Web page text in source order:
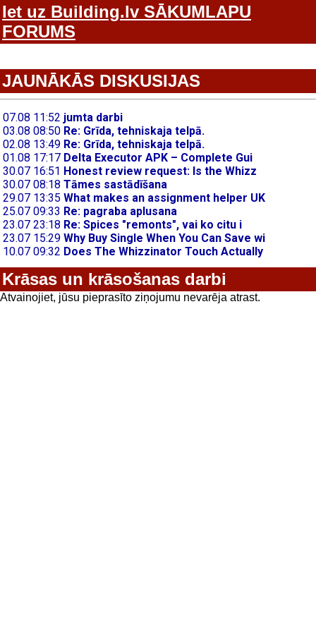
Iet uz Building.lv SĀKUMLAPU
FORUMS
JAUNĀKĀS DISKUSIJAS
Krāsas un krāsošanas darbi
Atvainojiet, jūsu pieprasīto ziņojumu nevarēja atrast.